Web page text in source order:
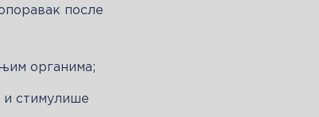
после
органима;
и стимулише